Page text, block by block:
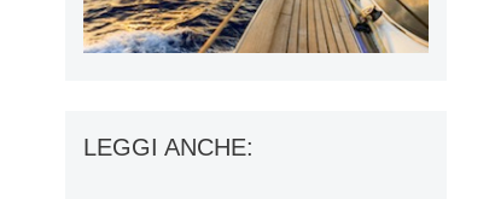
LEGGI ANCHE: